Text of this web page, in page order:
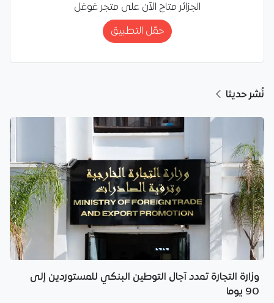
الجزائر متاح الآن على متجر غوغل
حمّل التطبيق
نُشر حديثا
وزارة التجارة تمدد آجال التوطين البنكي للمستوردين إلى
90 يوما